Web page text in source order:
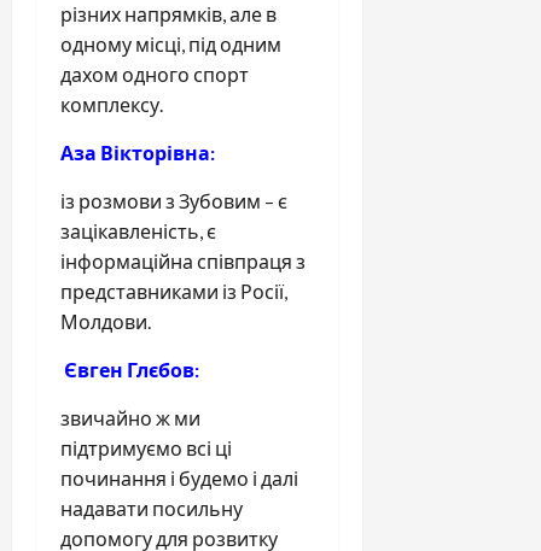
різних напрямків, але в
одному місці, під одним
дахом одного спорт
комплексу.
Аза Вікторівна:
із розмови з Зубовим – є
зацікавленість, є
інформаційна співпраця з
представниками із Росії,
Молдови.
Євген Глєбов:
звичайно ж ми
підтримуємо всі ці
починання і будемо і далі
надавати посильну
допомогу для розвитку